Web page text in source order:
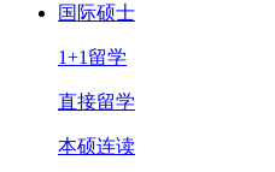
国际硕士
1+1留学
直接留学
本硕连读